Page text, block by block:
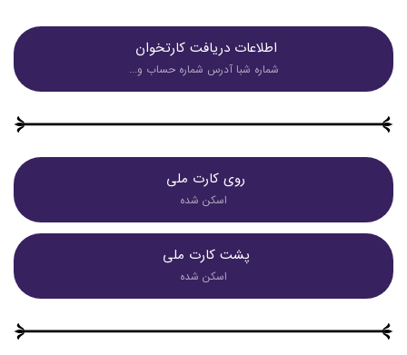
اطلاعات دریافت کارتخوان
شماره شبا آدرس شماره حساب و...
روی کارت ملی
اسکن شده
پشت کارت ملی
اسکن شده